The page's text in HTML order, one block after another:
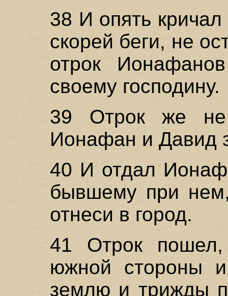
38 И опять
скорей беги, не
отрок
своему господину.
39 Отрок же не
Ионафан и Давид
40 И отдал
бывшему при
отнеси в город.
41 Отрок
южной стороны
землю и трижды